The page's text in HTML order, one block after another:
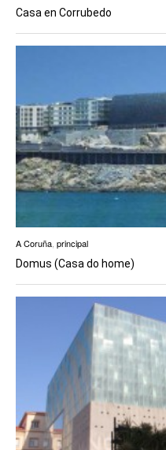
Casa en Corrubedo
A Coruña principal
Domus (Casa do home)